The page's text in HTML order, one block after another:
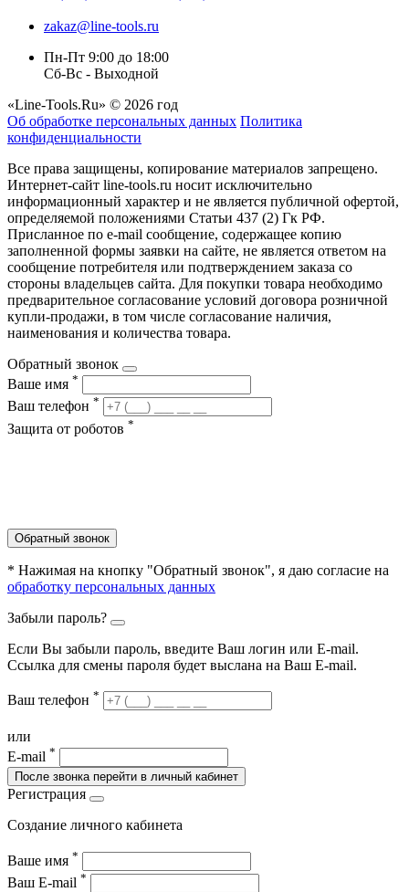
zakaz@line-tools.ru
Пн-Пт 9:00 до 18:00
Сб-Вс - Выходной
«Line-Tools.Ru» © 2026 год
Об обработке персональных данных Политика
конфиденциальности
Все права защищены, копирование материалов запрещено.
Интернет-сайт line-tools.ru носит исключительно
информационный характер и не является публичной офертой,
определяемой положениями Статьи 437 (2) Гк РФ.
Присланное по e-mail сообщение, содержащее копию
заполненной формы заявки на сайте, не является ответом на
сообщение потребителя или подтверждением заказа со
стороны владельцев сайта. Для покупки товара необходимо
предварительное согласование условий договора розничной
купли-продажи, в том числе согласование наличия,
наименования и количества товара.
Обратный звонок
Ваше имя *
Ваш телефон *
Защита от роботов *
Обратный звонок
* Нажимая на кнопку "Обратный звонок", я даю согласие на
обработку персональных данных
Забыли пароль?
Если Вы забыли пароль, введите Ваш логин или Е-mail.
Ссылка для смены пароля будет выслана на Ваш E-mail.
Ваш телефон *
или
E-mail *
После звонка перейти в личный кабинет
Регистрация
Создание личного кабинета
Ваше имя *
Ваш E-mail *